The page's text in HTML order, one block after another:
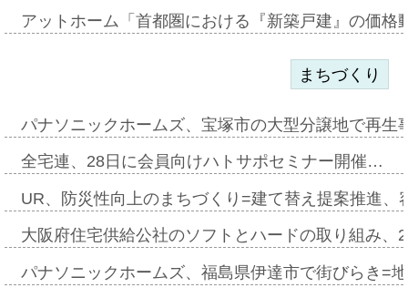
アットホーム「首都圏における『新築戸建』の価
まちづくり
パナソニックホームズ、宝塚市の大型分譲地で再
全宅連、28日に会員向けハトサポセミナー開催…
UR、防災性向上のまちづくり=建て替え提案推進
大阪府住宅供給公社のソフトとハードの取り組み
パナソニックホームズ、福島県伊達市で街びらき=